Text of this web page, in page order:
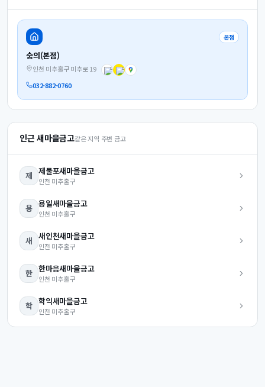
본점
숭의(본점)
인천 미추홀구 미추로 19
032-882-0760
인근 새마을금고같은 지역 주변 금고
제 제물포새마을금고
인천 미추홀구
용 용일새마을금고
인천 미추홀구
새 새인천새마을금고
인천 미추홀구
한 한마음새마을금고
인천 미추홀구
학 학익새마을금고
인천 미추홀구